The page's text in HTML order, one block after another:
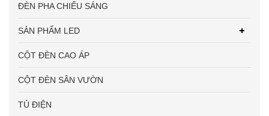
ĐÈN PHA CHIẾU SÁNG
SẢN PHẨM LED
CỘT ĐÈN CAO ÁP
CỘT ĐÈN SÂN VƯỜN
TỦ ĐIỆN